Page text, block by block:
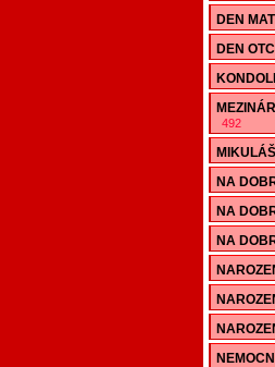
DEN
DEN
492
MIKULÁŠ
NA
NA
NA
NEMOCNÍ